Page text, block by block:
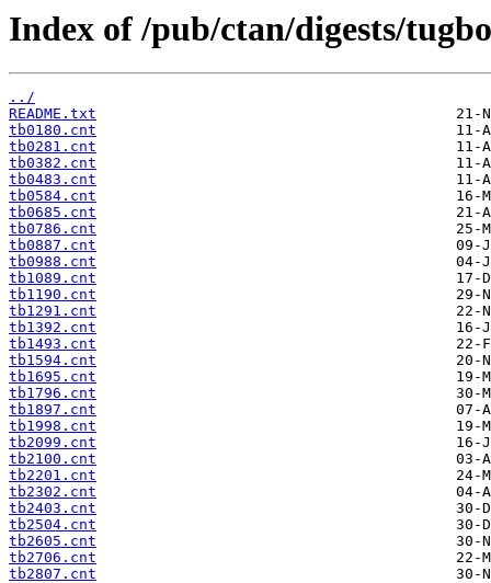
Index of /pub/ctan/digests/
../
README.txt
tb0180.cnt
tb0281.cnt
tb0382.cnt
tb0483.cnt
tb0584.cnt
tb0685.cnt
tb0786.cnt
tb0887.cnt
tb0988.cnt
tb1089.cnt
tb1190.cnt
tb1291.cnt
tb1392.cnt
tb1493.cnt
tb1594.cnt
tb1695.cnt
tb1796.cnt
tb1897.cnt
tb1998.cnt
tb2099.cnt
tb2100.cnt
tb2201.cnt
tb2302.cnt
tb2403.cnt
tb2504.cnt
tb2605.cnt
tb2706.cnt
tb2807.cnt